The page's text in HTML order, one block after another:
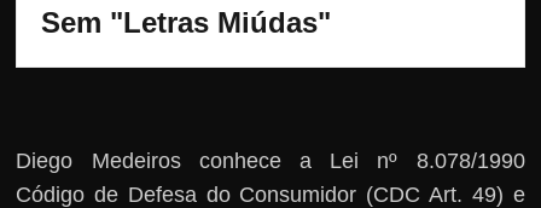
Sem "Letras Miúdas"
Diego Medeiros conhece a Lei nº 8.078/1990
Código de Defesa do Consumidor (CDC Art. 49) e